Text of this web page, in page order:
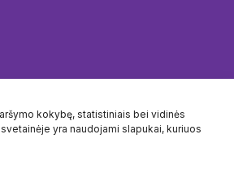
kokybę, statistiniais bei vidinės
yra naudojami slapukai, kuriuos